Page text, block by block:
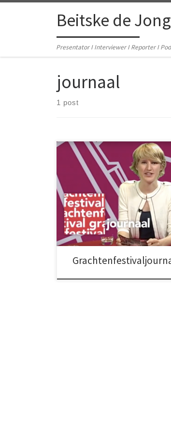
Skip to contentBeitske de
Presentator I Interviewer I Reporter I
journaal
1 post
Augustus 2014 presenteerde ik tien
Grachtenfestivaljournaals (semi-live),
uitgezonden op SaltoTV. In elk
twee gasten, veelal jonge musici.